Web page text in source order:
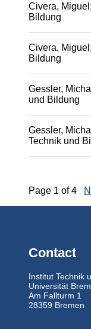
Civera, Miguel ;
Bildung
Civera, Miguel ;
Bildung
Gessler,
und Bildung
Gessler,
Technik und
Page 1 of 4
Contact
Institut Technik
Universität
Am Fallturm 1
28359 Bremen